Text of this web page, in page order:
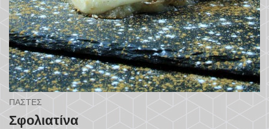
ΠΆΣΤΕΣ
Σφολιατίνα